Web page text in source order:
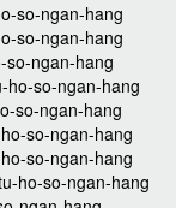
so-ngan-hang
so-ngan-hang
so-ngan-hang
ho-so-ngan-hang
so-ngan-hang
so-ngan-hang
so-ngan-hang
ho-so-ngan-hang